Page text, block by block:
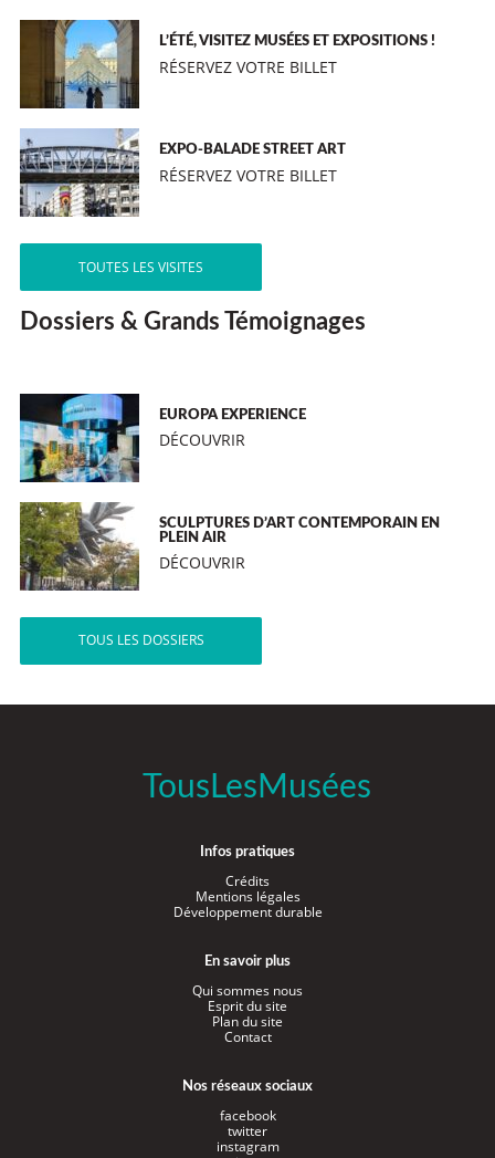
L’ÉTÉ, VISITEZ MUSÉES ET EXPOSITIONS !
RÉSERVEZ VOTRE BILLET
EXPO-BALADE STREET ART
RÉSERVEZ VOTRE BILLET
TOUTES LES VISITES
Dossiers & Grands Témoignages
EUROPA EXPERIENCE
DÉCOUVRIR
SCULPTURES D’ART CONTEMPORAIN EN
PLEIN AIR
DÉCOUVRIR
TOUS LES DOSSIERS
TousLesMusées
Infos pratiques
Crédits
Mentions légales
Développement durable
En savoir plus
Qui sommes nous
Esprit du site
Plan du site
Contact
Nos réseaux sociaux
facebook
twitter
instagram